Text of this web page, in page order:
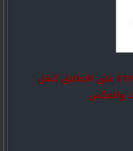
برنامج FlashFXP أفضل برنامج FTP على الاطلاق لنقل
والعكس